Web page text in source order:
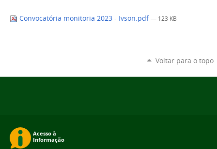
Convocatória monitoria 2023 - Ivson.pdf — 123 KB
Voltar para o topo